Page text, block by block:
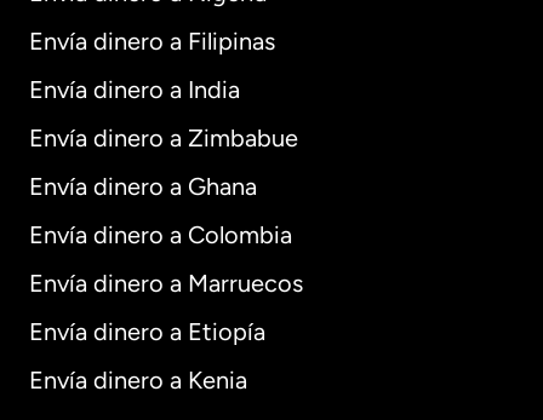
Envía dinero a Filipinas
Envía dinero a India
Envía dinero a Zimbabue
Envía dinero a Ghana
Envía dinero a Colombia
Envía dinero a Marruecos
Envía dinero a Etiopía
Envía dinero a Kenia